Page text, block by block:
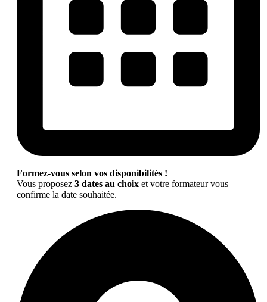
Formez-vous selon vos disponibilités !
Vous proposez 3 dates au choix et votre formateur vous
confirme la date souhaitée.